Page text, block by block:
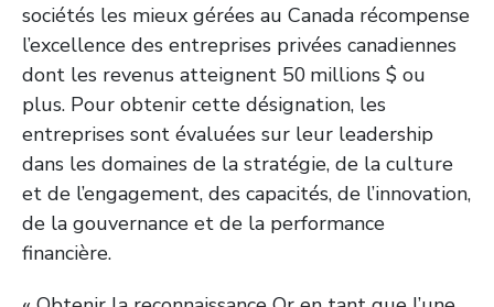
sociétés les mieux gérées au Canada récompense
l’excellence des entreprises privées canadiennes
dont les revenus atteignent 50 millions $ ou
plus. Pour obtenir cette désignation, les
entreprises sont évaluées sur leur leadership
dans les domaines de la stratégie, de la culture
et de l’engagement, des capacités, de l’innovation,
de la gouvernance et de la performance
financière.